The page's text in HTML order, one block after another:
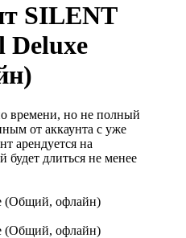
SILENT
времени, но не полный
от аккаунта с уже
арендуется на
длиться не менее
(Общий, офлайн)
(Общий, офлайн)